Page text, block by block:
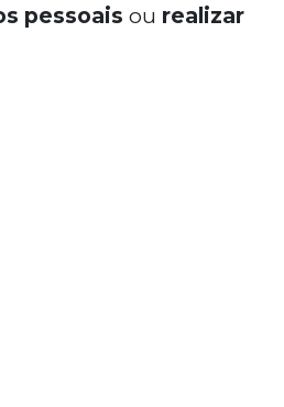
pessoais ou realizar